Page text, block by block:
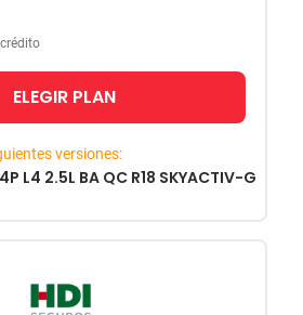
ELEGIR PLAN
versiones:
L4 2.5L BA QC R18 SKYACTIV-G